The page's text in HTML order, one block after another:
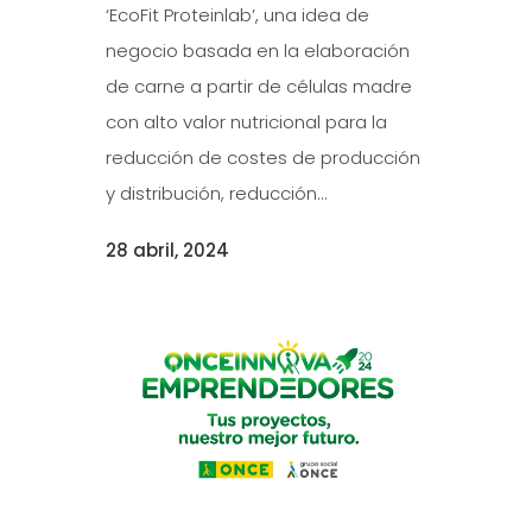
‘EcoFit Proteinlab’, una idea de
negocio basada en la elaboración
de carne a partir de células madre
con alto valor nutricional para la
reducción de costes de producción
y distribución, reducción...
28 abril, 2024